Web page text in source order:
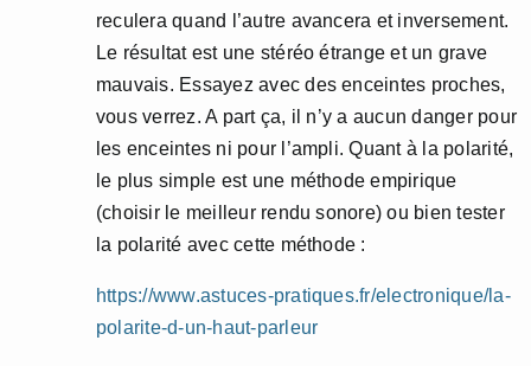
reculera quand l’autre avancera et inversement.
Le résultat est une stéréo étrange et un grave
mauvais. Essayez avec des enceintes proches,
vous verrez. A part ça, il n’y a aucun danger pour
les enceintes ni pour l’ampli. Quant à la polarité,
le plus simple est une méthode empirique
(choisir le meilleur rendu sonore) ou bien tester
la polarité avec cette méthode :
https://www.astuces-pratiques.fr/electronique/la-
polarite-d-un-haut-parleur